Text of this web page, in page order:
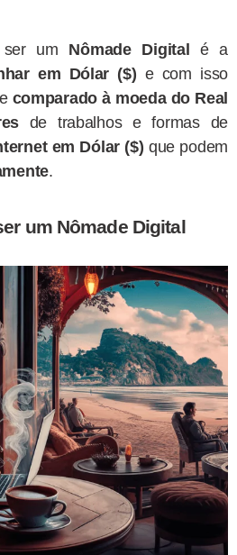
um Nômade Digital
é a
em Dólar ($) e com isso
comparado à moeda do Real
de trabalhos e formas de
em Dólar ($) que podem
.
um Nômade Digital